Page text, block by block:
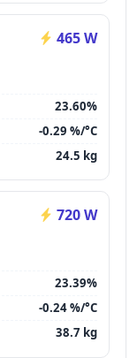
465 W
23.60%
-0.29 %/°C
24.5 kg
720 W
23.39%
-0.24 %/°C
38.7 kg